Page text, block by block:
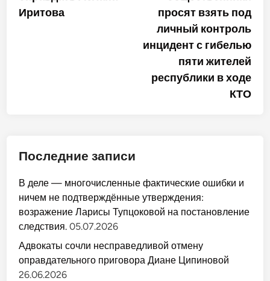
Иритова
просят взять под
личный контроль
инцидент с гибелью
пяти жителей
республики в ходе
КТО
Последние записи
В деле — многочисленные фактические ошибки и
ничем не подтверждённые утверждения:
возражение Ларисы Тупцоковой на постановление
следствия. 05.07.2026
Адвокаты сочли несправедливой отмену
оправдательного приговора Диане Ципиновой
26.06.2026